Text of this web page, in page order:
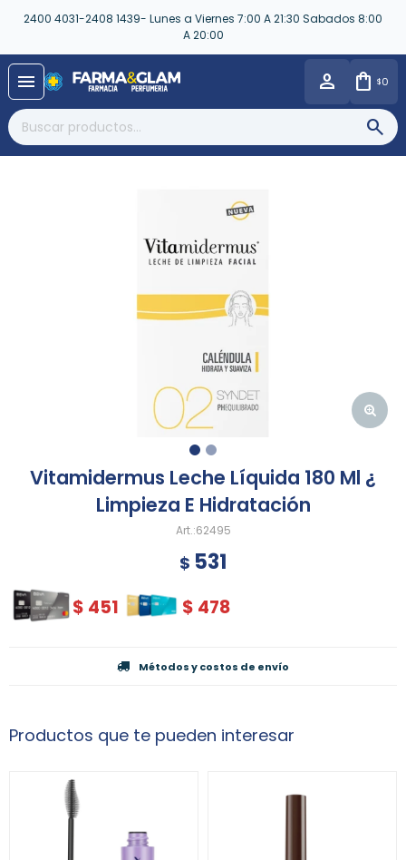
2400 4031-2408 1439- Lunes a Viernes 7:00 A 21:30 Sabados 8:00
A 20:00
menu $0
Vitamidermus Leche Líquida 180 Ml ¿
Limpieza E Hidratación
62495
$ 531
$ 451 $ 478
Métodos y costos de envío
Productos que te pueden interesar